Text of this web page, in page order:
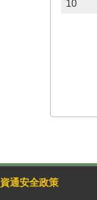
10
資通安全政策